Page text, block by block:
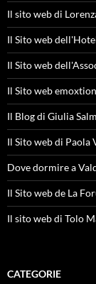
Il sito web di
Il Sito web
Il Sito web
Il Sito web
Il Blog di Giulia
Il Sito web di Paola
Dove dormire a
Il Sito web de La
Il sito web di Tolo
CATEGORIE